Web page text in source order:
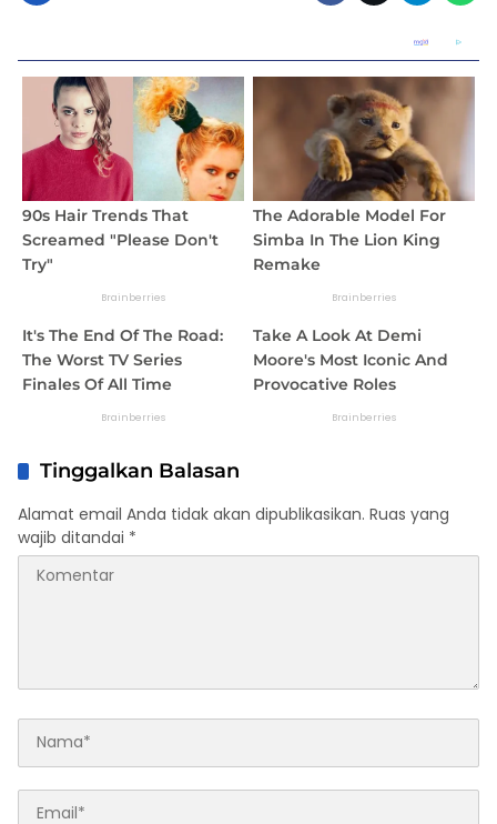
Tinggalkan Balasan
Alamat email Anda tidak akan dipublikasikan. Ruas yang
wajib ditandai *